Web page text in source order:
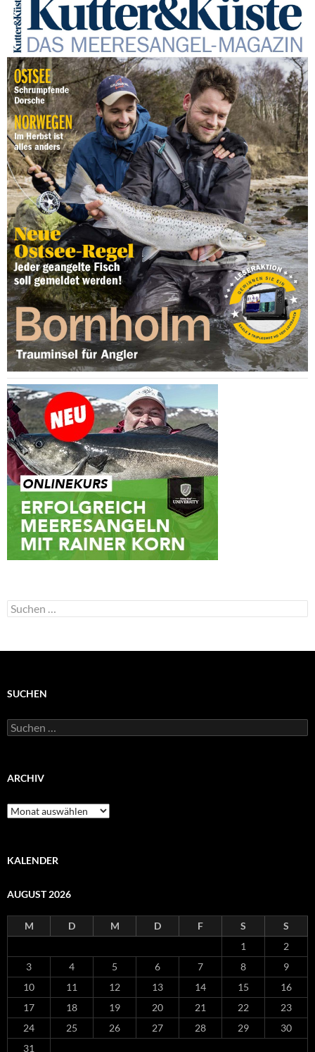
Suchen
nach:
SUCHEN
Suchen
nach:
ARCHIV
Archiv
KALENDER
AUGUST 2026
M D M D F S
S
1
2
3
4 5 6 7 8
9
10
11 12 13 14 15
16
17
18 19 20 21 22
23
24
25 26 27 28 29
30
31